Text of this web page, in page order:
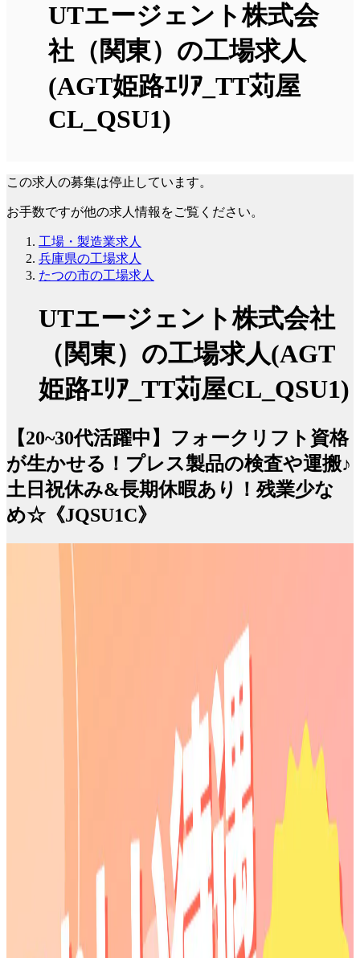
UTエージェント株式会
社（関東）の工場求人
(AGT姫路ｴﾘｱ_TT苅屋
CL_QSU1)
この求人の募集は停止しています。
お手数ですが他の求人情報をご覧ください。
工場・製造業求人
兵庫県の工場求人
たつの市の工場求人
UTエージェント株式会社
（関東）の工場求人(AGT
姫路ｴﾘｱ_TT苅屋CL_QSU1)
【20~30代活躍中】フォークリフト資格
が生かせる！プレス製品の検査や運搬♪
土日祝休み&長期休暇あり！残業少な
め☆《JQSU1C》